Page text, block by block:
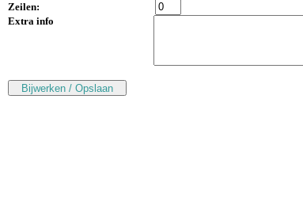
Zeilen:
Extra info